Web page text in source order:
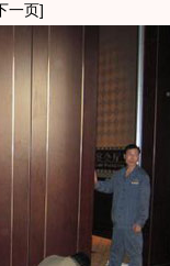
一页]